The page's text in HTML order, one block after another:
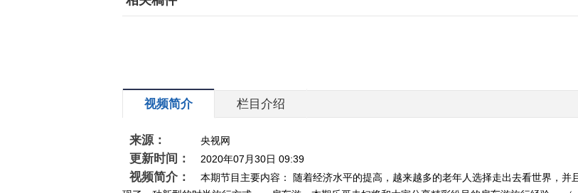
视频简介 栏目介绍
来源： 央视网
更新时间： 2020年07月30日 09:39
视频简介：
本期节目主要内容： 随着经济水平的提高，越来越多的老年人选择走出去看世界，